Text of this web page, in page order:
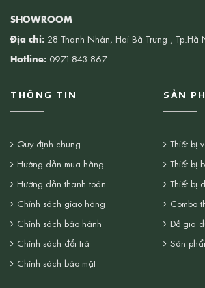
SHOWROOM
Địa chỉ: 28 Thanh Nhàn, Hai Bà Trưng , Tp.Hà
Hotline: 0971.843.867
THÔNG TIN
Quy định chung
Hướng dẫn mua hàng
Hướng dẫn thanh toán
Chính sách giao hàng
Chính sách bảo hành
Chính sách đổi trả
Chính sách bảo mật
SẢN
Thiết bị
Thiết bị
Thiết bị
Combo
Đồ gia
Sản